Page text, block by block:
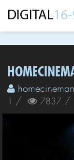
1 / 7837 /